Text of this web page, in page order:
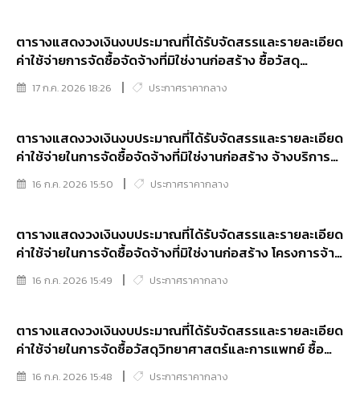
ตารางแสดงวงเงินงบประมาณที่ได้รับจัดสรรและรายละเอียด
ค่าใช้จ่ายการจัดซื้อจัดจ้างที่มิใช่งานก่อสร้าง ซื้อวัสดุ
วิทยาศาสตร์และการแพทย์ 3 หมวด (25 รายการ) สำหรับ
โครงการตรวจพิสูจน์สารพันธุกรรมแก่ราษฎรไร้สถานะและ
พ.ศ.2569
17 ก.ค. 2026 18:26 ประกาศราคากลาง
ตารางแสดงวงเงินงบประมาณที่ได้รับจัดสรรและรายละเอียด
ค่าใช้จ่ายในการจัดซื้อจัดจ้างที่มิใช่งานก่อสร้าง จ้างบริการ
บำรุงรักษาดูแลอุปกรณ์เครือข่ายและความมั่นคงปลอดภัย
ข้อมูลสารสนเทศ ประจำปีงบประมาณ พ.ศ.2569
16 ก.ค. 2026 15:50 ประกาศราคากลาง
ตารางแสดงวงเงินงบประมาณที่ได้รับจัดสรรและรายละเอียด
ค่าใช้จ่ายในการจัดซื้อจัดจ้างที่มิใช่งานก่อสร้าง โครงการจ้าง
บริการบำรุงรักษาและดูแลระบบฐานข้อมูลกลางในการจัดเก้บ
และสืบค้นข้อมูลบุคคลสูบหายและพิสูจน์ศพนิรนาม (ค.พ.ศ.)
16 ก.ค. 2026 15:49 ประกาศราคากลาง
ตารางแสดงวงเงินงบประมาณที่ได้รับจัดสรรและรายละเอียด
ค่าใช้จ่ายในการจัดซื้อวัสดุวิทยาศาสตร์และการแพทย์ ซื้อ
วัสดุวิทยาศาสตร์และการแพทย์ จำนวน 15 รายการ
(โครงการจัดเก็บและตรวจสารพันธุกรรม (DNA) ของผู้ต้อง
16 ก.ค. 2026 15:48 ประกาศราคากลาง